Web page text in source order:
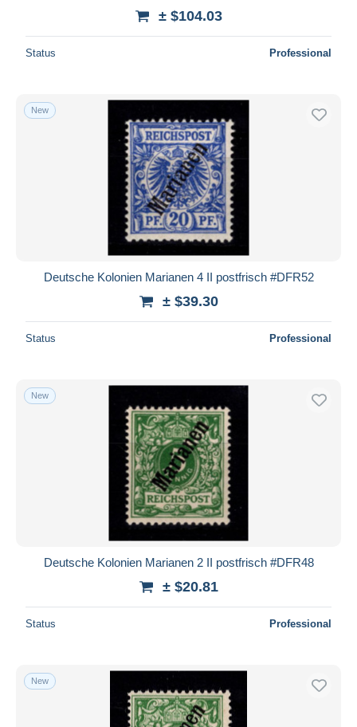
± $104.03
Status Professional
New
Deutsche Kolonien Marianen 4 II postfrisch #DFR52
± $39.30
Status Professional
New
Deutsche Kolonien Marianen 2 II postfrisch #DFR48
± $20.81
Status Professional
New